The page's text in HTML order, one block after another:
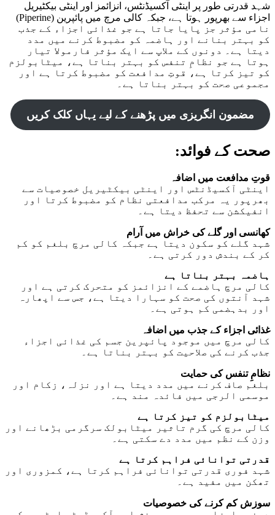
شہد قدرتی طور پر اینٹی آکسیڈنٹس، انزائمز اور اینٹی بیکٹیریل
اجزاء سے بھرپور ہوتا ہے، جبکہ کالی مرچ میں پائپرین (Piperine)
نامی مؤثر جز پایا جاتا ہے جو غذائی اجزاء کے جذب
کو بہتر بنانے اور ہاضمہ کو مضبوط کرنے میں مدد
دیتا ہے۔ دونوں کے ملاپ سے ایک مؤثر فارمولا تیار
ہوتا ہے جو نظامِ تنفس کو بہتر بناتا ہے، میٹابولزم
کو تیز کرتا ہے، قوتِ مدافعت کو مضبوط کرتا ہے اور
مجموعی صحت کو بہتر بناتا ہے۔
مضمون انگریزی میں پڑھنے کے لیے یہاں کلک کریں
صحت کے فوائد:
قوتِ مدافعت میں اضافہ
اینٹی آکسیڈنٹس اور اینٹی بیکٹیریل خصوصیات سے
بھرپور یہ مرکب مدافعتی نظام کو مضبوط کرتا اور
انفیکشن سے تحفظ دیتا ہے۔
کھانسی اور گلے کی خراش میں آرام
شہد گلے کو سکون دیتا ہے جبکہ کالی مرچ بلغم کو کم
کر کے بندش دور کرتی ہے۔
ہاضمہ بہتر بناتا ہے
کالی مرچ ہاضمے کے انزائمز کو متحرک کرتی ہے اور
شہد آنتوں کی صحت کو سہارا دیتا ہے، جس سے اپھارہ
اور بدہضمی کم ہوتی ہے۔
غذائی اجزاء کے جذب میں اضافہ
کالی مرچ میں موجود پائپرین جسم کی غذائی اجزاء
جذب کرنے کی صلاحیت کو بہتر بناتا ہے۔
نظامِ تنفس کی حمایت
بلغم صاف کرنے میں مدد دیتا ہے اور نزلہ، زکام اور
موسمی الرجی میں فائدہ مند ہے۔
میٹابولزم کو تیز کرتا ہے
کالی مرچ کی گرم تاثیر میٹابولک سرگرمی بڑھانے اور
وزن کے نظم میں مدد دے سکتی ہے۔
قدرتی توانائی فراہم کرتا ہے
شہد فوری قدرتی توانائی فراہم کرتا ہے، کمزوری اور
تھکن میں مفید ہے۔
سوزش کم کرنے کی خصوصیات